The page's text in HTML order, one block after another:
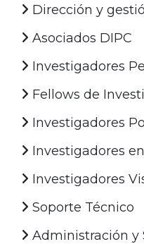
Dirección y
Asociados DIPC
Investigadores
Fellows de
Investigadores
Investigadores
Investigadores
Soporte Técnico
Administración y